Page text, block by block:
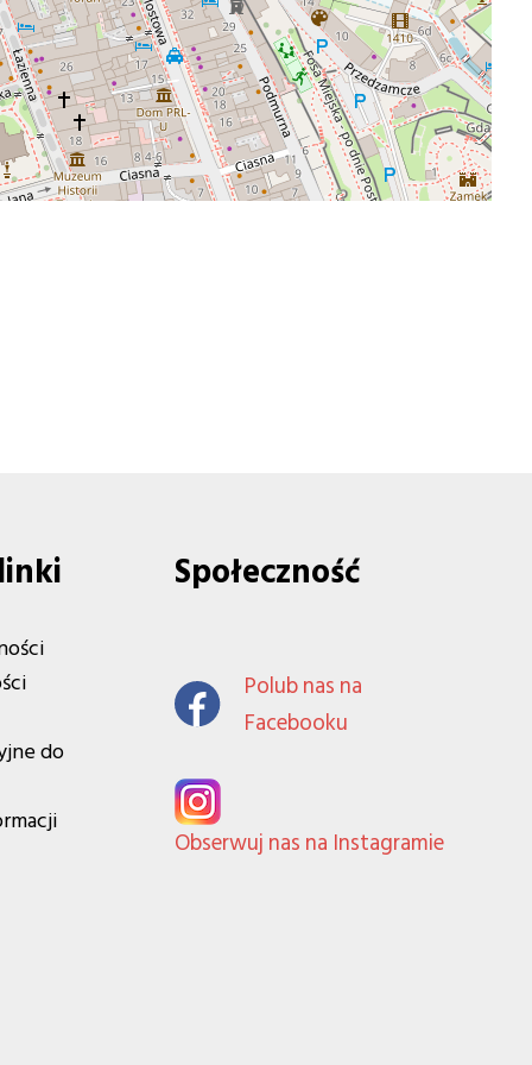
do
Społeczność
Polub nas na
Facebooku
Obserwuj nas na Instagramie